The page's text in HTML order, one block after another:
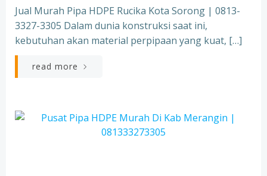
Jual Murah Pipa HDPE Rucika Kota Sorong | 0813-
3327-3305 Dalam dunia konstruksi saat ini,
kebutuhan akan material perpipaan yang kuat, […]
read more